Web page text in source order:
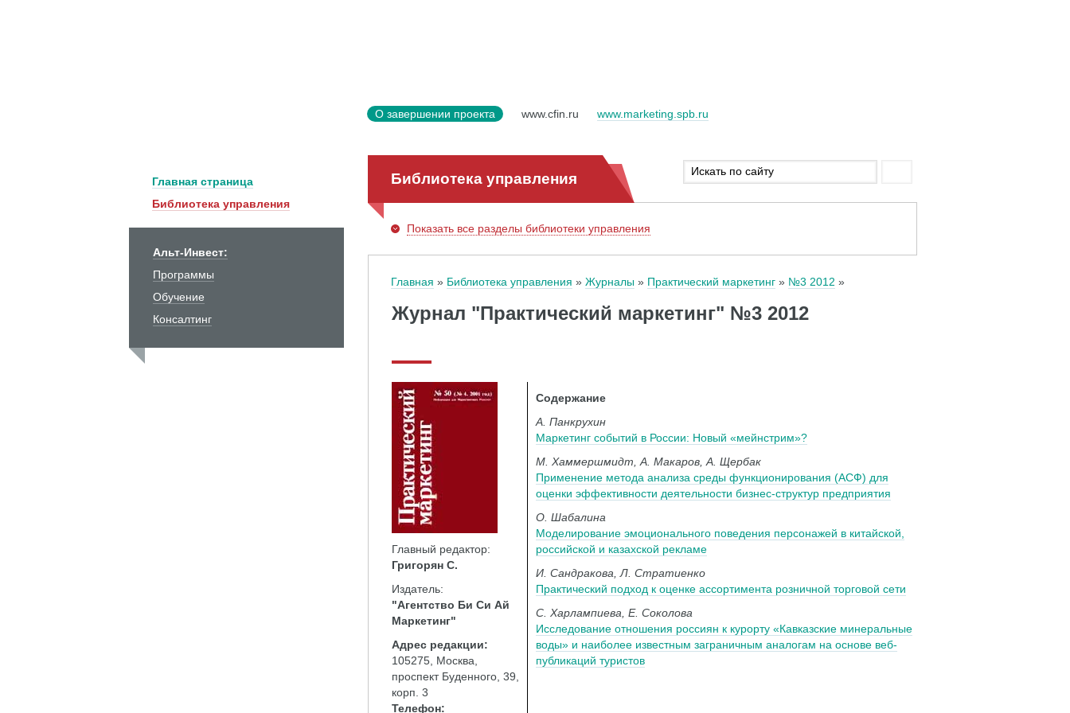
О завершении проекта www.cfin.ru www.marketing.spb.ru
Главная страница
Библиотека управления
Альт-Инвест:
Программы
Обучение
Консалтинг
Библиотека управления
Показать все разделы библиотеки управления
Главная Библиотека управления Журналы Практический маркетинг №3 2012
Журнал "Практический маркетинг" №3 2012
Главный редактор:
Григорян С.
Издатель:
"Агентство Би Си Ай
Маркетинг"
Адрес редакции:
105275, Москва,
проспект Буденного, 39,
корп. 3
Телефон:
Содержание
А. Панкрухин
Маркетинг событий в России: Новый «мейнстрим»?
М. Хаммершмидт, А. Макаров, А. Щербак
Применение метода анализа среды функционирования (АСФ) для
оценки эффективности деятельности бизнес-структур предприятия
О. Шабалина
Моделирование эмоционального поведения персонажей в китайской,
российской и казахской рекламе
И. Сандракова, Л. Стратиенко
Практический подход к оценке ассортимента розничной торговой сети
С. Харлампиева, Е. Соколова
Исследование отношения россиян к курорту «Кавказские минеральные
воды» и наиболее известным заграничным аналогам на основе веб-
публикаций туристов